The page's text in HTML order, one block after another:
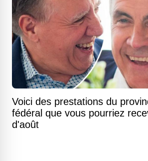
Voici des prestations du
fédéral que vous pourriez
d'août